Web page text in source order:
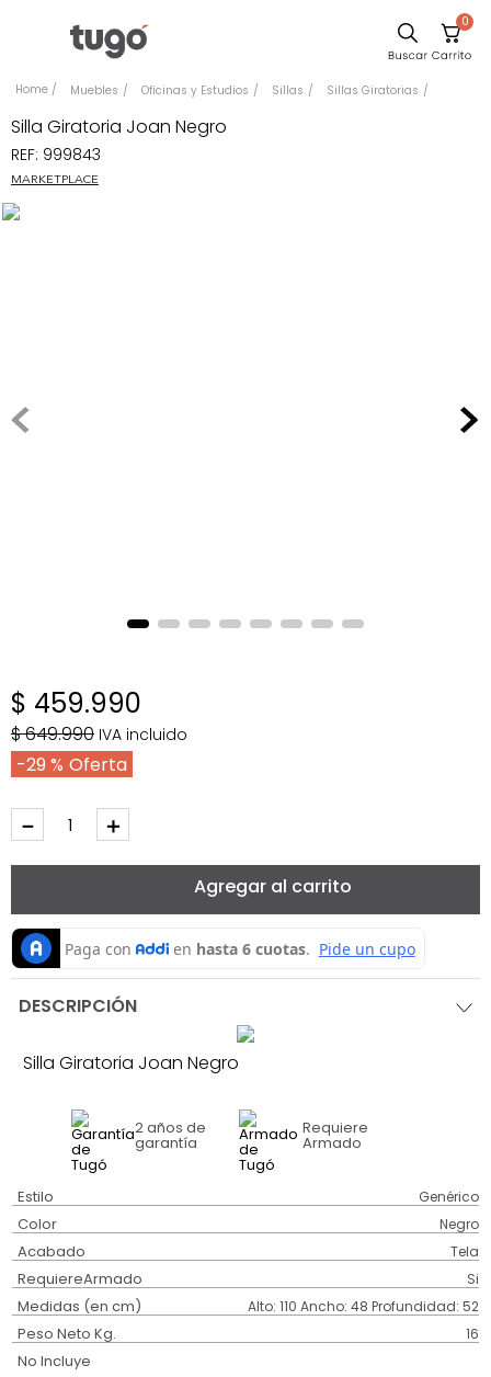
0
Muebles Oficinas y Estudios Sillas Sillas Giratorias
Silla Giratoria Joan Negro
REF: 999843
MARKETPLACE
$ 459.990
$649.990 IVA incluido
29 %
＋
－
Agregar al carrito
DESCRIPCIÓN
Silla Giratoria Joan Negro
2 años de
garantía
Requiere
Armado
Estilo Genérico
Color Negro
Acabado Tela
RequiereArmado Si
Medidas (en cm) Alto: 110 Ancho: 48 Profundidad: 52
Peso Neto Kg. 16
No Incluye
Comedor
Escritorio